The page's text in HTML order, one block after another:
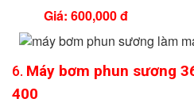
Giá: 600,000 đ
6. Máy bơm phun sương
400